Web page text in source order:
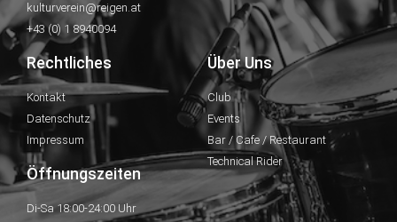
kulturverein@reigen.at
+43 (0) 1 8940094
Rechtliches
Kontakt
Datenschutz
Impressum
Öffnungszeiten
Di-Sa 18:00-24:00 Uhr
Über Uns
Club
Events
Bar / Cafe / Restaurant
Technical Rider